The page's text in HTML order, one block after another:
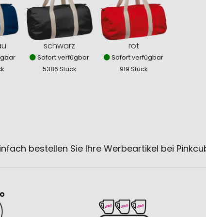
schwarz
Sofort verfügbar
5386 Stück
rot
Sofort verfügbar
919 Stück
bestellen Sie Ihre Werbeartikel bei